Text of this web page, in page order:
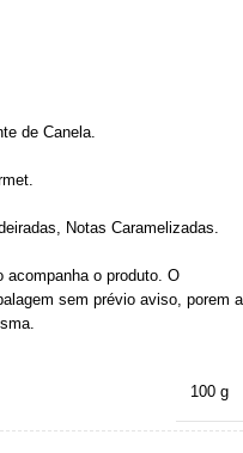
de Canela.
Notas Caramelizadas.
acompanha o produto. O
sem prévio aviso, porem a
100 g